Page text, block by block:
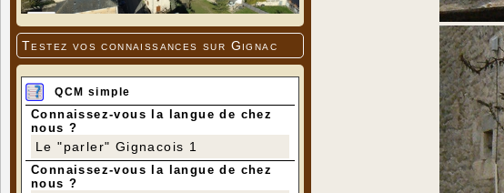
Testez vos connaissances sur Gignac
QCM simple
Connaissez-vous la langue de chez
nous ?
Le "parler" Gignacois 1
Connaissez-vous la langue de chez
nous ?